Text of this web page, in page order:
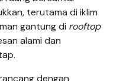
terutama di iklim
gantung di rooftop
alami dan